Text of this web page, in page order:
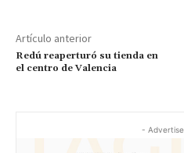
Artículo anterior
Redú reaperturó su tienda en
el centro de Valencia
-